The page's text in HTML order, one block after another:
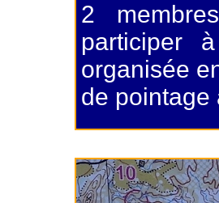
2
participer
organisée
de